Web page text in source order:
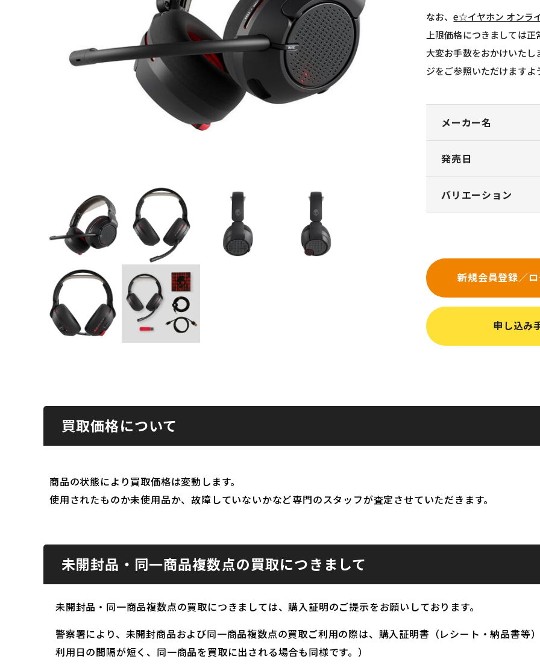
なお、e☆イヤホン オンラ
上限価格につきましては正
大変お手数をおかけいた
ジをご参照いただけますよ
メーカー名
発売日
バリエーション
新規会員登録／
申し込み
買取価格について
商品の状態により買取価格は変動します。
使用されたものか未使用品か、故障していないかなど専門のスタッフが査定させていただきます。
未開封品・同一商品複数点の買取につきまして
未開封品・同一商品複数点の買取につきましては、購入証明のご提示をお願いしております。
警察署により、未開封商品および同一商品複数点の買取ご利用の際は、購入証明書（レシート・納品書
利用日の間隔が短く、同一商品を買取に出される場合も同様です。）